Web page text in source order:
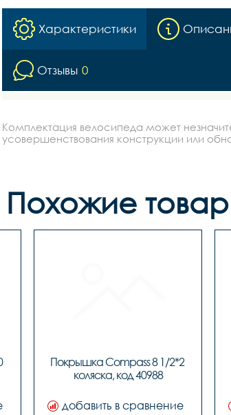
Характеристики
Отзывы 0
Комплектация велосипеда может
усовершенствования конструкции или
Похожие
Покрышка Compass 8 1/2*2
коляска, код 40988
добавить в сравнение